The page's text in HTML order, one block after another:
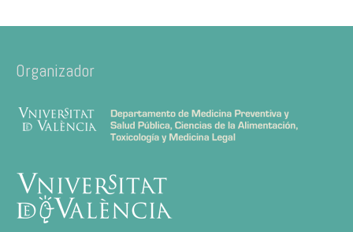
Organizador